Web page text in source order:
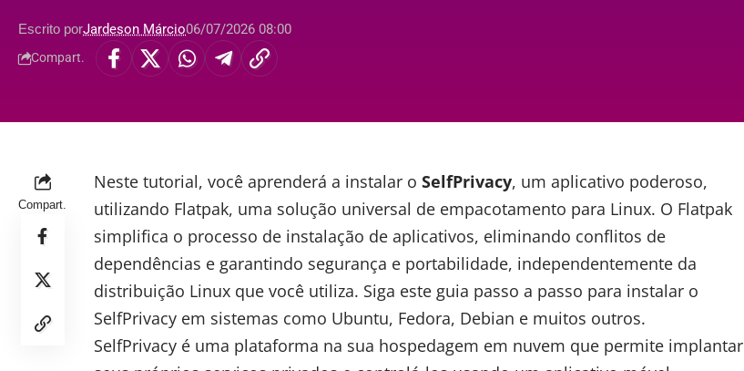
Escrito porJardeson Márcio06/07/2026 08:00
Compart.
Compart.
Neste tutorial, você aprenderá a instalar o SelfPrivacy, um aplicativo poderoso,
utilizando Flatpak, uma solução universal de empacotamento para Linux. O Flatpak
simplifica o processo de instalação de aplicativos, eliminando conflitos de
dependências e garantindo segurança e portabilidade, independentemente da
distribuição Linux que você utiliza. Siga este guia passo a passo para instalar o
SelfPrivacy em sistemas como Ubuntu, Fedora, Debian e muitos outros.
SelfPrivacy é uma plataforma na sua hospedagem em nuvem que permite implantar